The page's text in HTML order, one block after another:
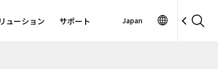
Japan
ューション サポート